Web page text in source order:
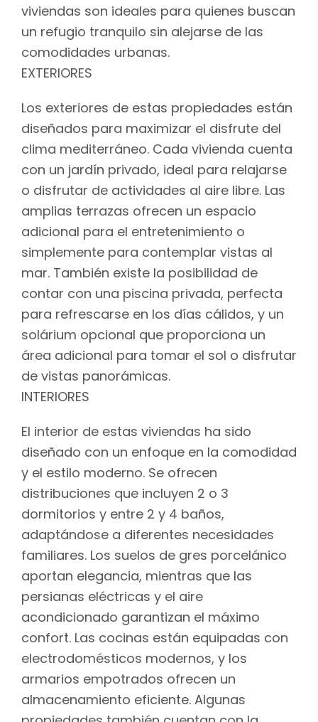
viviendas son ideales para quienes buscan
un refugio tranquilo sin alejarse de las
comodidades urbanas.
EXTERIORES
Los exteriores de estas propiedades están
diseñados para maximizar el disfrute del
clima mediterráneo. Cada vivienda cuenta
con un jardín privado, ideal para relajarse
o disfrutar de actividades al aire libre. Las
amplias terrazas ofrecen un espacio
adicional para el entretenimiento o
simplemente para contemplar vistas al
mar. También existe la posibilidad de
contar con una piscina privada, perfecta
para refrescarse en los días cálidos, y un
solárium opcional que proporciona un
área adicional para tomar el sol o disfrutar
de vistas panorámicas.
INTERIORES
El interior de estas viviendas ha sido
diseñado con un enfoque en la comodidad
y el estilo moderno. Se ofrecen
distribuciones que incluyen 2 o 3
dormitorios y entre 2 y 4 baños,
adaptándose a diferentes necesidades
familiares. Los suelos de gres porcelánico
aportan elegancia, mientras que las
persianas eléctricas y el aire
acondicionado garantizan el máximo
confort. Las cocinas están equipadas con
electrodomésticos modernos, y los
armarios empotrados ofrecen un
almacenamiento eficiente. Algunas